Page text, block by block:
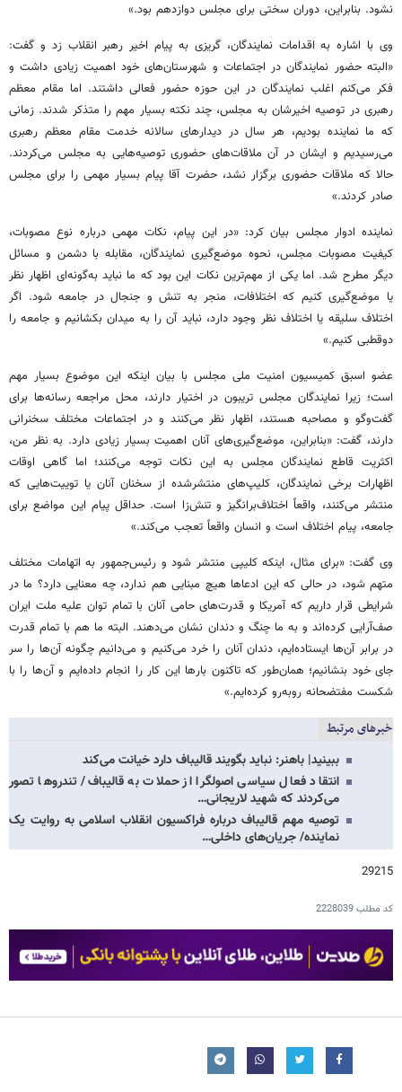
نشود. بنابراین، دوران سختی برای مجلس دوازدهم بود.»
وی با اشاره به اقدامات نمایندگان، گریزی به پیام اخیر رهبر انقلاب زد و گفت:
«البته حضور نمایندگان در اجتماعات و شهرستان‌های خود اهمیت زیادی داشت و
فکر می‌کنم اغلب نمایندگان در این حوزه حضور فعالی داشتند. اما مقام معظم
رهبری در توصیه اخیرشان به مجلس، چند نکته بسیار مهم را متذکر شدند. زمانی
که ما نماینده بودیم، هر سال در دیدارهای سالانه خدمت مقام معظم رهبری
می‌رسیدیم و ایشان در آن ملاقات‌های حضوری توصیه‌هایی به مجلس می‌کردند.
حالا که ملاقات حضوری برگزار نشد، حضرت آقا پیام بسیار مهمی را برای مجلس
صادر کردند.»
نماینده ادوار مجلس بیان کرد: «در این پیام، نکات مهمی درباره نوع مصوبات،
کیفیت مصوبات مجلس، نحوه موضع‌گیری نمایندگان، مقابله با دشمن و مسائل
دیگر مطرح شد. اما یکی از مهم‌ترین نکات این بود که ما نباید به‌گونه‌ای اظهار نظر
یا موضع‌گیری کنیم که اختلافات، منجر به تنش و جنجال در جامعه شود. اگر
اختلاف سلیقه یا اختلاف نظر وجود دارد، نباید آن را به میدان بکشانیم و جامعه را
دوقطبی کنیم.»
عضو اسبق کمیسیون امنیت ملی مجلس با بیان اینکه این موضوع بسیار مهم
است؛ زیرا نمایندگان مجلس تریبون در اختیار دارند، محل مراجعه رسانه‌ها برای
گفت‌وگو و مصاحبه هستند، اظهار نظر می‌کنند و در اجتماعات مختلف سخنرانی
دارند، گفت: «بنابراین، موضع‌گیری‌های آنان اهمیت بسیار زیادی دارد. به نظر من،
اکثریت قاطع نمایندگان مجلس به این نکات توجه می‌کنند؛ اما گاهی اوقات
اظهارات برخی نمایندگان، کلیپ‌های منتشرشده از سخنان آنان یا توییت‌هایی که
منتشر می‌کنند، واقعاً اختلاف‌برانگیز و تنش‌زا است. حداقل پیام این مواضع برای
جامعه، پیام اختلاف است و انسان واقعاً تعجب می‌کند.»
وی گفت: «برای مثال، اینکه کلیپی منتشر شود و رئیس‌جمهور به اتهامات مختلف
متهم شود، در حالی که این ادعاها هیچ مبنایی هم ندارد، چه معنایی دارد؟ ما در
شرایطی قرار داریم که آمریکا و قدرت‌های حامی آنان با تمام توان علیه ملت ایران
صف‌آرایی کرده‌اند و به ما چنگ و دندان نشان می‌دهند. البته ما هم با تمام قدرت
در برابر آن‌ها ایستاده‌ایم، دندان آنان را خرد می‌کنیم و می‌دانیم چگونه آن‌ها را سر
جای خود بنشانیم؛ همان‌طور که تاکنون بارها این کار را انجام داده‌ایم و آن‌ها را با
شکست مفتضحانه روبه‌رو کرده‌ایم.»
خبرهای مرتبط
ببینید| باهنر: نباید بگویند قالیباف دارد خیانت می‌کند
انتقاد فعال سیاسی اصولگرا از حملات به قالیباف/ تندروها تصور
می‌کردند که شهید لاریجانی…
توصیه مهم قالیباف درباره فراکسیون انقلاب اسلامی به روایت یک
نماینده/ جریان‌های داخلی…
29215
کد مطلب2228039